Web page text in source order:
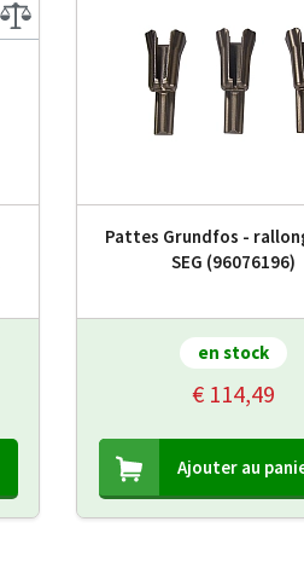
Pattes Grundfos -
SEG (96076196)
en stock
€ 114,49
Ajouter au